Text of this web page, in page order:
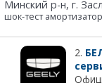
Минский р-н, г.
шок-тест
2.